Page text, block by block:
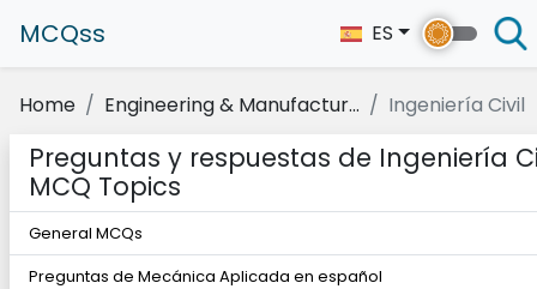
MCQss ES
Home Engineering & Manufactur... Ingeniería Civil
Preguntas y respuestas de Ingeniería
MCQ Topics
General MCQs
Preguntas de Mecánica Aplicada en español